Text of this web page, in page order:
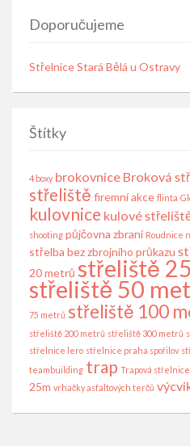
Doporučujeme
Střelnice Stará Bělá u Ostravy
Štítky
4 boxy brokovnice Broková
střeliště firemní akce flinta
kulovnice kulové
shooting půjčovna zbraní Roudnice
střelba bez zbrojního průkazu
20 metrů střeliště
střeliště 50
75 metrů střeliště 100
střeliště 200 metrů střeliště 300 metrů
střelnice lero střelnice praha spořilov
teambuilding trap Trapová střelnice
25m vrhačky asfaltových terčů